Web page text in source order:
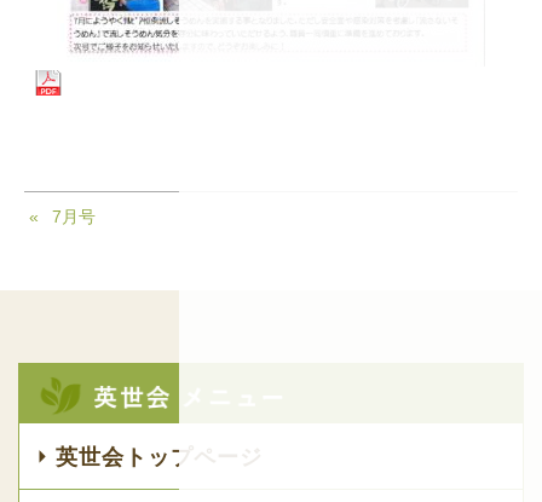
7月号
英世会トップページ